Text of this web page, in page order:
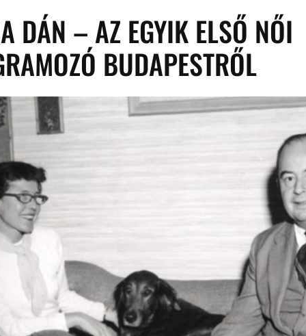
DÁN – AZ EGYIK ELSŐ NŐI
BUDAPESTRŐL